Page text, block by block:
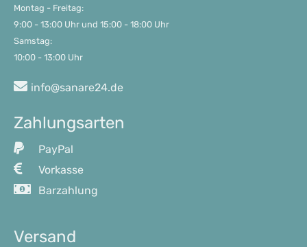
Montag - Freitag:
9:00 - 13:00 Uhr und 15:00 - 18:00 Uhr
Samstag:
10:00 - 13:00 Uhr
info@sanare24.de
Zahlungsarten
PayPal
Vorkasse
Barzahlung
Versand